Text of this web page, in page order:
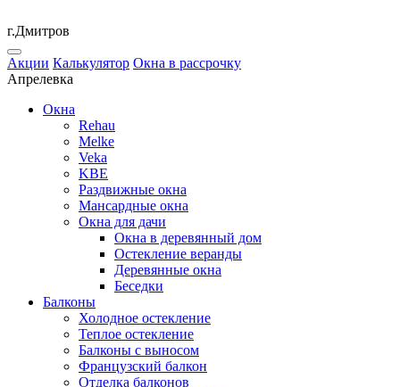
г.Дмитров
Акции Калькулятор Окна в рассрочку
Апрелевка
Окна
Rehau
Melke
Veka
KBE
Раздвижные окна
Мансардные окна
Окна для дачи
Окна в деревянный дом
Остекление веранды
Деревянные окна
Беседки
Балконы
Холодное остекление
Теплое остекление
Балконы с выносом
Французский балкон
Отделка балконов